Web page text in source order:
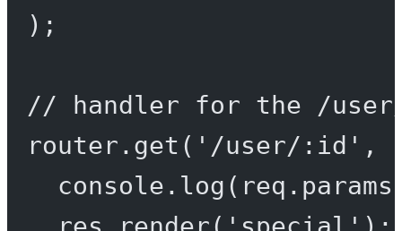
);
// handler for the /
router. get ( '/user/:id' ,
console. log